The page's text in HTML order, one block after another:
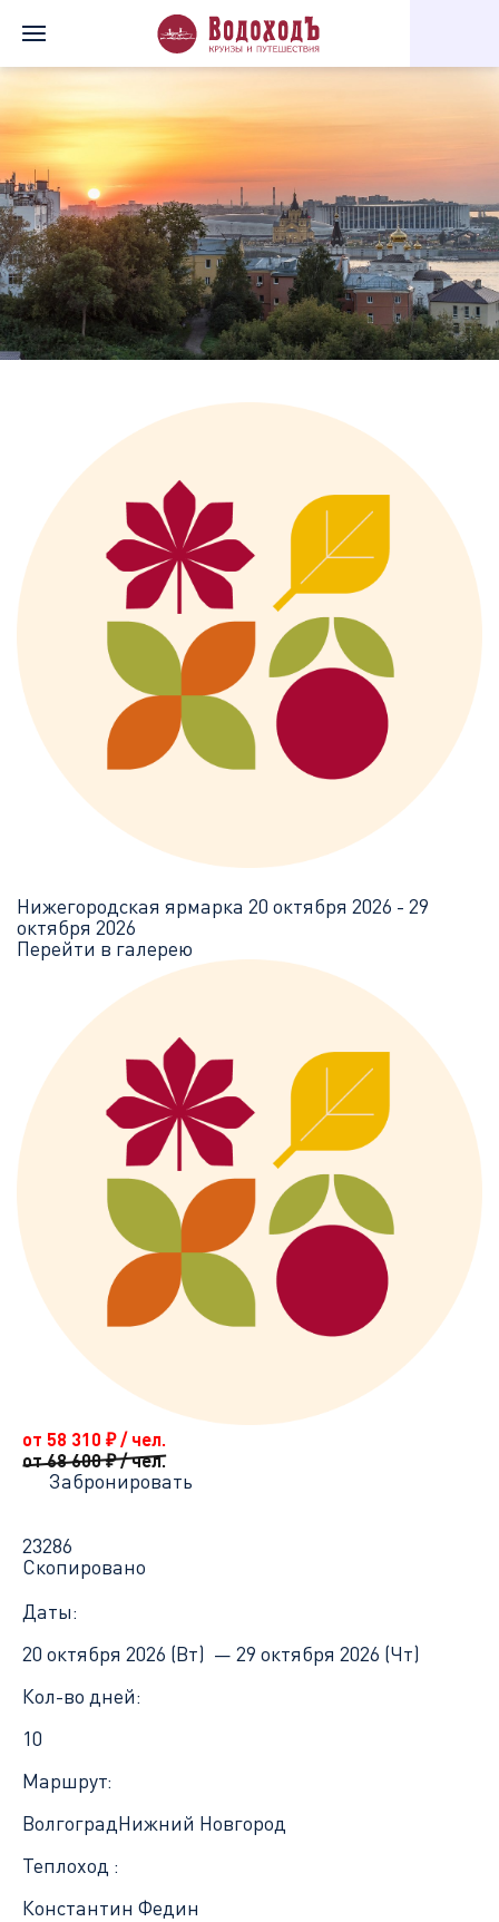
Нижегородская ярмарка 20 октября 2026 - 29
октября 2026
Перейти в галерею
от 58 310 ₽/ чел.
от 68 600₽/ чел.
Забронировать
23286
Скопировано
Даты:
20 октября 2026 (Вт) — 29 октября 2026 (Чт)
Кол-во дней:
10
Маршрут:
ВолгоградНижний Новгород
Теплоход :
Константин Федин